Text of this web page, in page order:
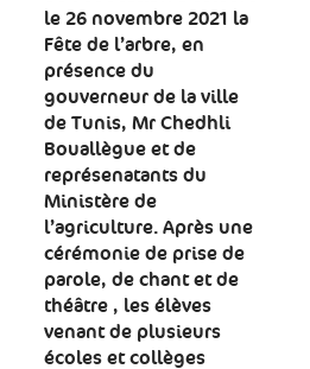
le 26 novembre 2021 la
Fête de l’arbre, en
présence du
gouverneur de la ville
de Tunis, Mr Chedhli
Bouallègue et de
représenatants du
Ministère de
l’agriculture. Après une
cérémonie de prise de
parole, de chant et de
théâtre , les élèves
venant de plusieurs
écoles et collèges